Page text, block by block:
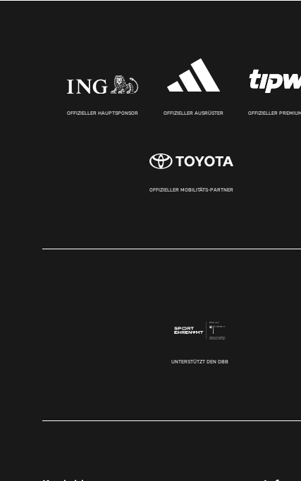
OFFIZIELLER HAUPTSPONSOR OFFIZIELLER AUSRÜSTER OFFIZIELLER
OFFIZIELLER MOBILITÄTS-PARTNER
UNTERSTÜTZT DEN DBB